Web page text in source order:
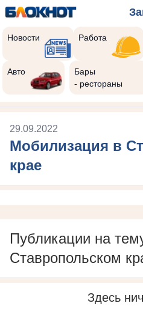
Новости Работа
Авто
Бары
- рестораны
29.09.2022
Мобилизация в
крае
Публикации на
Ставропольском
Здесь